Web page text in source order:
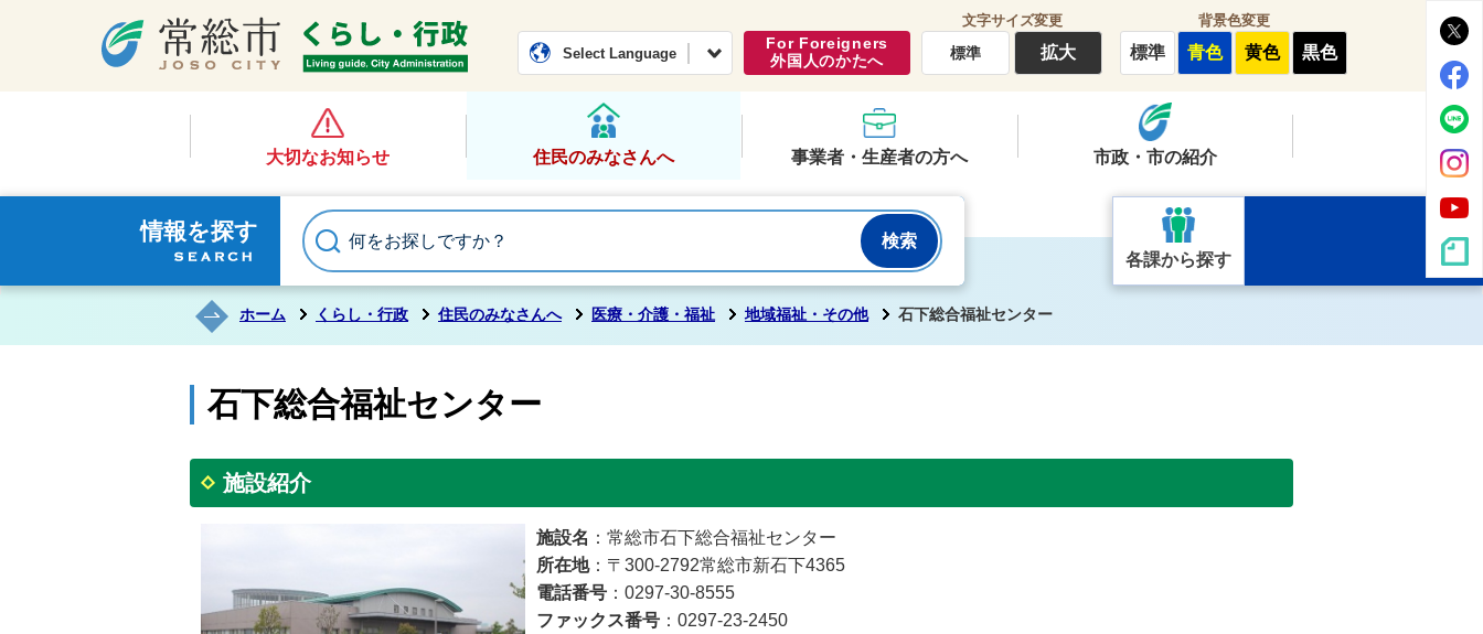
常総市公式ホームページくらし・行政
Select Language
For Foreigners
外国人のかたへ
文字サイズ変更
標準 拡大
背景色変更
標準 青色 黄色 黒色
大切なお知らせ 住民のみなさんへ 事業者・生産者の方へ 市政・市の紹介
情報を探す
各課から探す
ホーム くらし・行政 住民のみなさんへ 医療・介護・福祉 地域福祉・その他 石下総合福祉センター
石下総合福祉センター
施設紹介
施設名 ：常総市石下総合福祉センター
所在地：〒300-2792常総市新石下4365
電話番号 ：0297-30-8555
ファックス番号 ：0297-23-2450